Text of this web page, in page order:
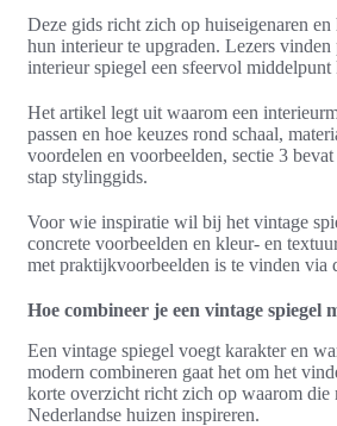
Deze gids richt zich op huiseigenaren
hun interieur te upgraden. Lezers
interieur spiegel een sfeervol middelpunt
Het artikel legt uit waarom een
passen en hoe keuzes rond schaal,
voordelen en voorbeelden, sectie 3
stap stylinggids.
Voor wie inspiratie wil bij het vintage
concrete voorbeelden en kleur- en
met praktijkvoorbeelden is te vinden via
Hoe combineer je een vintage spiegel
Een vintage spiegel voegt karakter en
modern combineren gaat het om het
korte overzicht richt zich op waarom die
Nederlandse huizen inspireren.